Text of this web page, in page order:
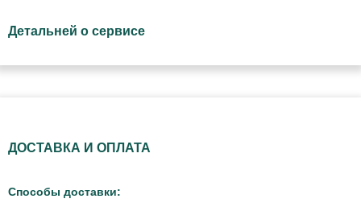
Детальней о сервисе
ДОСТАВКА И ОПЛАТА
Способы доставки: